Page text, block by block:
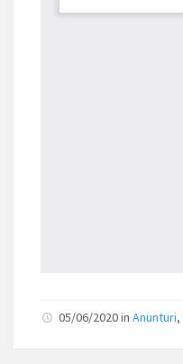
05/06/2020 in Anunturi,